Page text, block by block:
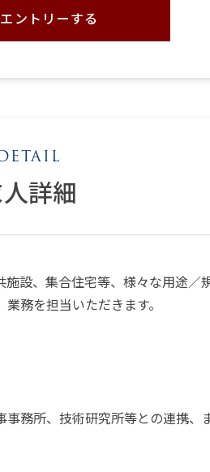
ントリーする
詳細
設、集合住宅等、様々な用途
務を担当いただきます。
事務所、技術研究所等との連携